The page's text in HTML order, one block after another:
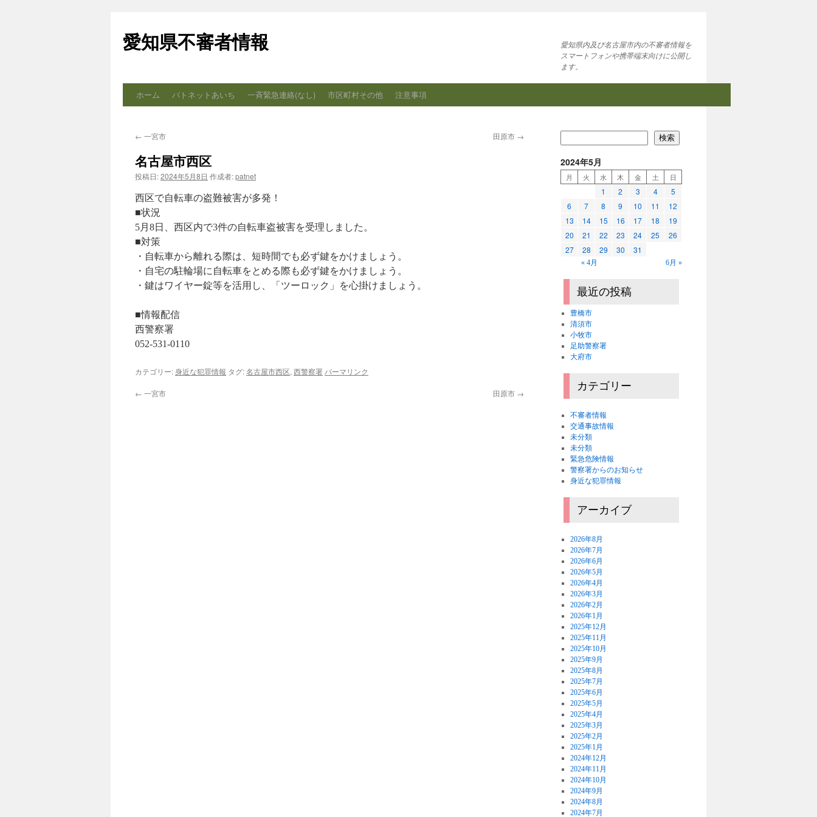
テ
ン
ス
ッ
愛知県不審者情報
愛知県内及び名古屋市内の不審者情報を
スマートフォンや携帯端末向けに公開し
ます。
ホーム パトネットあいち 一斉緊急連絡(なし) 市区町村その他 注意事項
← 一宮市 田原市 →
名古屋市西区
投稿日:2024年5月8日 作成者:patnet
西区で自転車の盗難被害が多発！
■状況
5月8日、西区内で3件の自転車盗被害を受理しました。
■対策
・自転車から離れる際は、短時間でも必ず鍵をかけましょう。
・自宅の駐輪場に自転車をとめる際も必ず鍵をかけましょう。
・鍵はワイヤー錠等を活用し、「ツーロック」を心掛けましょう。
■情報配信
西警察署
052-531-0110
カテゴリー:身近な犯罪情報 タグ:名古屋市西区, 西警察署 パーマリンク
← 一宮市 田原市 →
検索
2024年5月
月 火 水 木 金 土 日
1 2 3 4
5
6
7 8 9 10 11
12
13
14 15 16 17 18
19
20
21 22 23 24 25
26
27
28 29 30 31
« 4月 6月 »
最近の投稿
豊橋市
清須市
小牧市
足助警察署
大府市
カテゴリー
不審者情報
交通事故情報
未分類
未分類
緊急危険情報
警察署からのお知らせ
身近な犯罪情報
アーカイブ
2026年8月
2026年7月
2026年6月
2026年5月
2026年4月
2026年3月
2026年2月
2026年1月
2025年12月
2025年11月
2025年10月
2025年9月
2025年8月
2025年7月
2025年6月
2025年5月
2025年4月
2025年3月
2025年2月
2025年1月
2024年12月
2024年11月
2024年10月
2024年9月
2024年8月
2024年7月